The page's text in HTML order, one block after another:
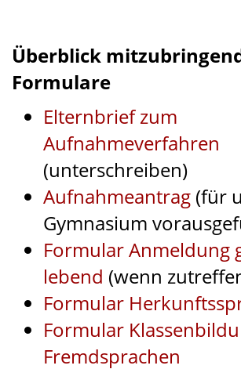
Überblick
Formulare
Elternbrief zum
Aufnahmeverfahren
(unterschreiben)
Aufnahmeantrag (für
Gymnasium
Formular Anmeldung
lebend (wenn
Formular
Formular
Fremdsprachen